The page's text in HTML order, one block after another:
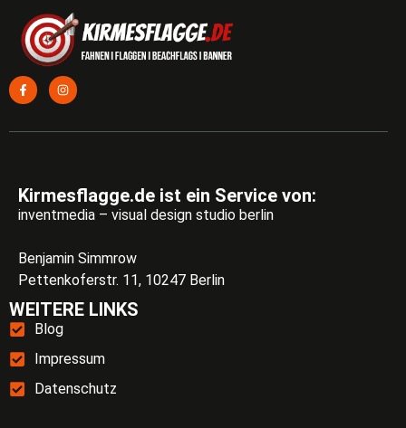
Kirmesflagge.de ist ein Service von:
inventmedia – visual design studio berlin
Benjamin Simmrow
Pettenkoferstr. 11, 10247 Berlin
WEITERE LINKS
Blog
Impressum
Datenschutz